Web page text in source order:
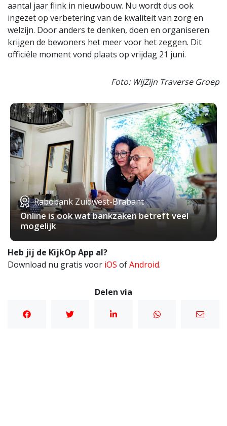
aantal jaar flink in nieuwbouw. Nu wordt dus ook
ingezet op verbetering van de kwaliteit van zorg en
welzijn. Door anders te denken, doen en organiseren
krijgen de bewoners het meer voor het zeggen. Dit
officiële moment vond plaats op vrijdag 21 juni.
Foto: WijZijn Traverse Groep
Rabobank Zuidwest-Brabant
Online is ook wat bankzaken betreft veel
mogelijk
Heb jij de KijkOp App al?
Download nu gratis voor iOS ofAndroid.
Delen via